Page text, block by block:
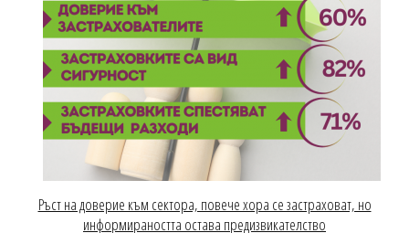
Ръст на доверие към сектора, повече хора се застраховат, но
информираността остава предизвикателство